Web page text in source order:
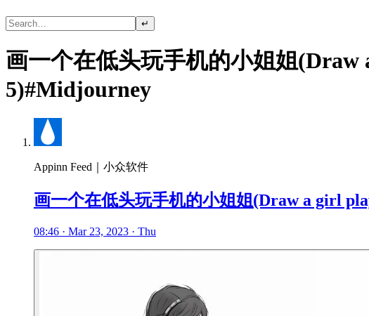
↵
画一个在低头玩手机的小姐姐
5)#Midjourney
Appinn Feed｜小众软件
画一个在低头玩手机的小姐姐(Draw a girl
08:46 · Mar 23, 2023 · Thu